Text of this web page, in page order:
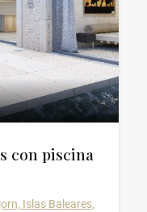
con piscina
Islas Baleares,